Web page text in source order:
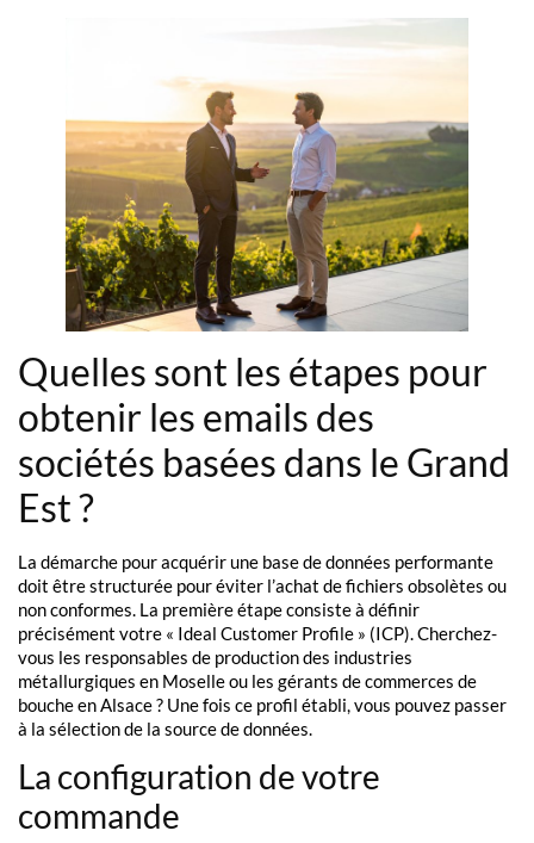
Quelles sont les étapes pour
obtenir les emails des
sociétés basées dans le Grand
Est ?
La démarche pour acquérir une base de données performante
doit être structurée pour éviter l’achat de fichiers obsolètes ou
non conformes. La première étape consiste à définir
précisément votre « Ideal Customer Profile » (ICP). Cherchez-
vous les responsables de production des industries
métallurgiques en Moselle ou les gérants de commerces de
bouche en Alsace ? Une fois ce profil établi, vous pouvez passer
à la sélection de la source de données.
La configuration de votre
commande